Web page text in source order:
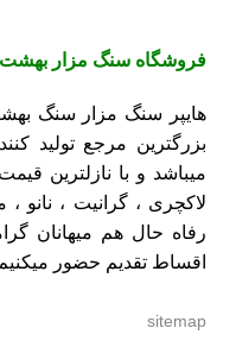
فروشگاه سنگ مزار بهشت
هایپر سنگ مزار سنگ
بزرگترین مرجع تولید
میباشد و با نازلترین
لاکچری ،گرانیت ، نانو ،
رفاه حال هم میهانان
اقساط تقدیم حضور
sitemap